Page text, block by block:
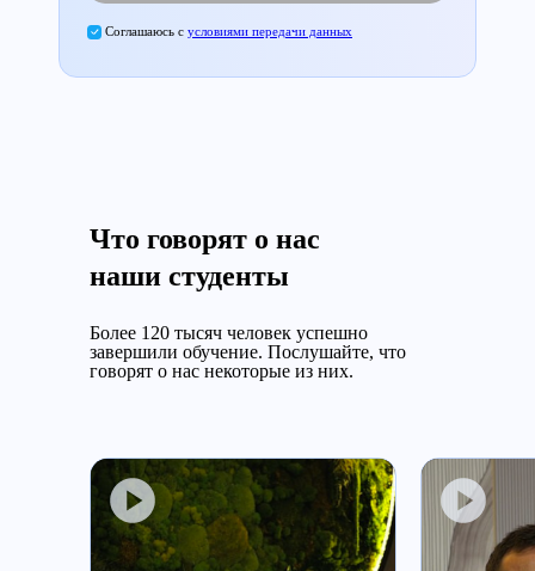
Соглашаюсь с условиями передачи данных
Что говорят о нас
наши студенты
Более 120 тысяч человек успешно
завершили обучение. Послушайте, что
говорят о нас некоторые из них.